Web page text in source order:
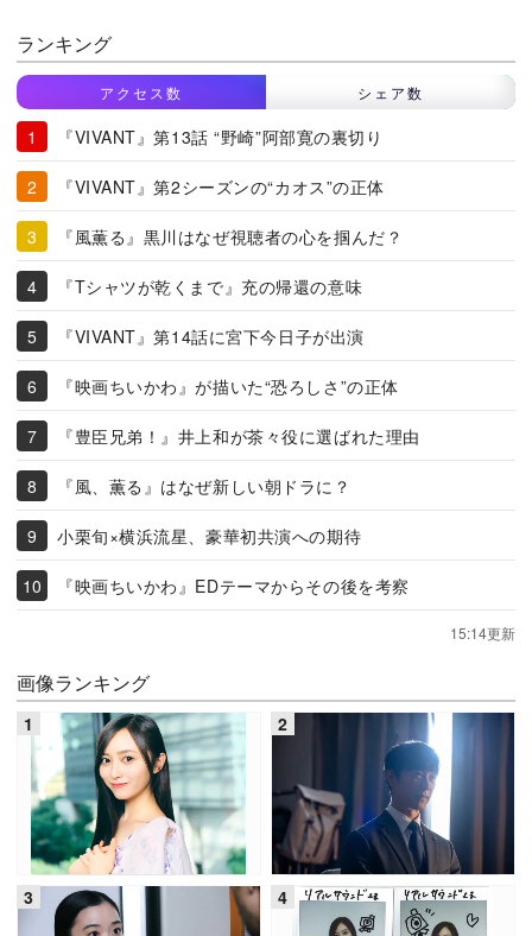
ランキング
アクセス数 シェア数
『VIVANT』第13話 “野崎”阿部寛の裏切り
『VIVANT』第2シーズンの“カオス”の正体
『風薫る』黒川はなぜ視聴者の心を掴んだ？
『Tシャツが乾くまで』充の帰還の意味
『VIVANT』第14話に宮下今日子が出演
『映画ちいかわ』が描いた“恐ろしさ”の正体
『豊臣兄弟！』井上和が茶々役に選ばれた理由
『風、薫る』はなぜ新しい朝ドラに？
小栗旬×横浜流星、豪華初共演への期待
『映画ちいかわ』EDテーマからその後を考察
15:14更新
画像ランキング